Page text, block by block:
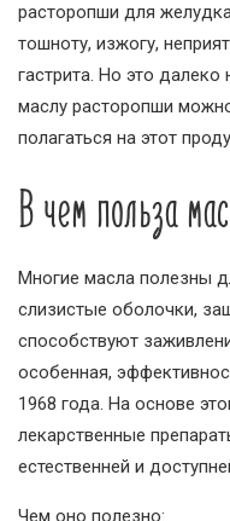
расторопши для
тошноту, изжогу,
гастрита. Но это
маслу расторопши
полагаться на этот
В чем польза
Многие масла полезны
слизистые оболочки,
способствуют
особенная,
1968 года. На основе
лекарственные
естественней и
Чем оно полезно: